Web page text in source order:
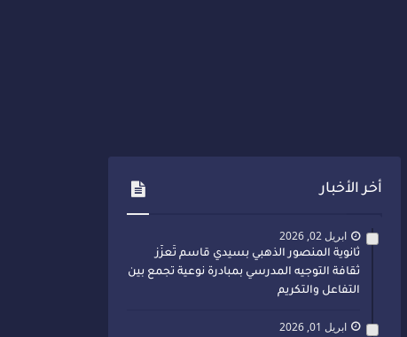
أخر الأخبار
ابريل 02, 2026
ثانوية المنصور الذهبي بسيدي قاسم تُعزّز
ثقافة التوجيه المدرسي بمبادرة نوعية تجمع بين
التفاعل والتكريم
ابريل 01, 2026